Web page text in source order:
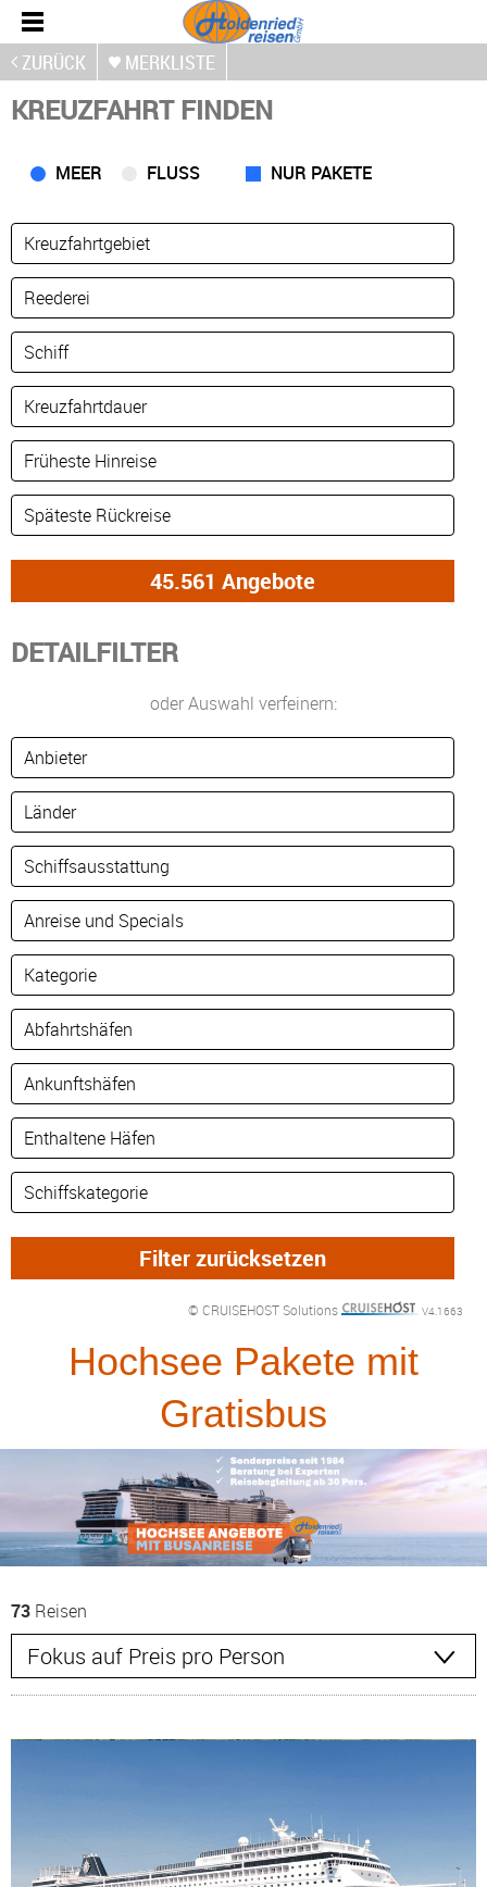
ZURÜCK MERKLISTE
KREUZFAHRT FINDEN
MEER FLUSS NUR PAKETE
DETAILFILTER
oder Auswahl verfeinern:
© CRUISEHOST Solutions V4.1663
Hochsee Pakete mit
Gratisbus
73 Reisen